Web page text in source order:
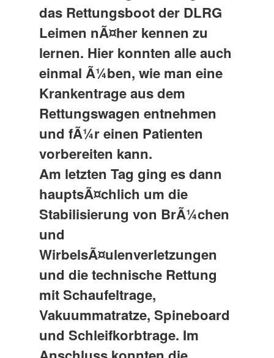
das Rettungsboot der DLRG
Leimen nÃ¤her kennen zu
lernen. Hier konnten alle auch
einmal Ã¼ben, wie man eine
Krankentrage aus dem
Rettungswagen entnehmen
und fÃ¼r einen Patienten
vorbereiten kann.
Am letzten Tag ging es dann
hauptsÃ¤chlich um die
Stabilisierung von BrÃ¼chen
und
WirbelsÃ¤ulenverletzungen
und die technische Rettung
mit Schaufeltrage,
Vakuummatratze, Spineboard
und Schleifkorbtrage. Im